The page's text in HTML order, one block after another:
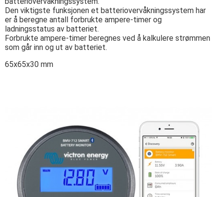
Den viktigste funksjonen et batteriovervåkningssystem har
er å beregne antall forbrukte ampere-timer og
ladningsstatus av batteriet.
Forbrukte ampere-timer beregnes ved å kalkulere strømmen
som går inn og ut av batteriet.
65x65x30 mm